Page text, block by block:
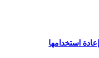
استخدامها